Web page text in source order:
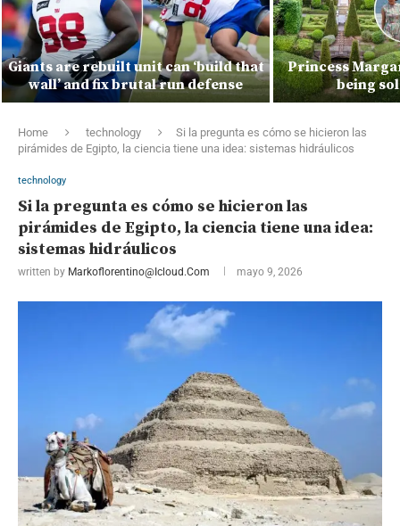
Giants are rebuilt unit can ‘build that
wall’ and fix brutal run defense
Princess
being
Home technology
Si la pregunta es cómo se hicieron las
pirámides de Egipto, la ciencia tiene una idea: sistemas hidráulicos
technology
Si la pregunta es cómo se hicieron las
pirámides de Egipto, la ciencia tiene una idea:
sistemas hidráulicos
written by Markoflorentino@icloud.com mayo 9, 2026